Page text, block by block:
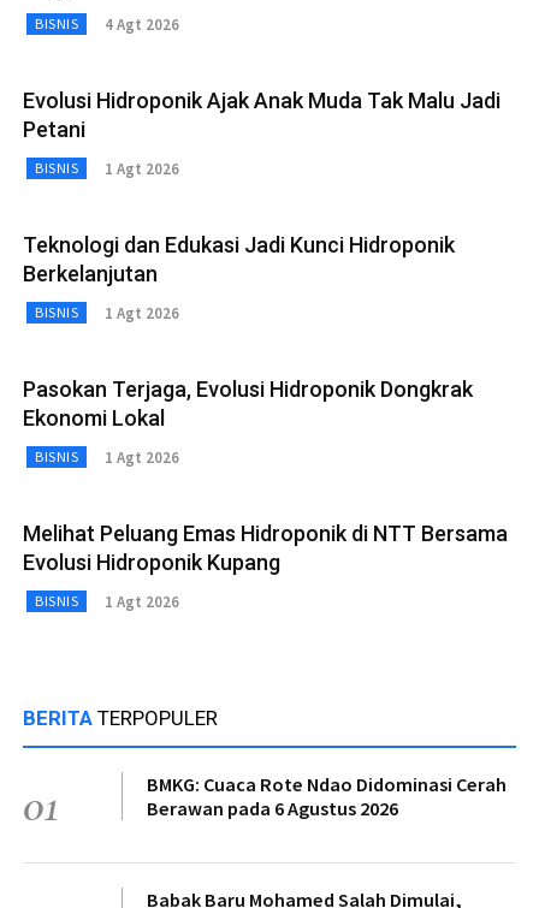
BISNIS 4 Agt 2026
Evolusi Hidroponik Ajak Anak Muda Tak Malu Jadi
Petani
BISNIS 1 Agt 2026
Teknologi dan Edukasi Jadi Kunci Hidroponik
Berkelanjutan
BISNIS 1 Agt 2026
Pasokan Terjaga, Evolusi Hidroponik Dongkrak
Ekonomi Lokal
BISNIS 1 Agt 2026
Melihat Peluang Emas Hidroponik di NTT Bersama
Evolusi Hidroponik Kupang
BISNIS 1 Agt 2026
BERITA TERPOPULER
01
BMKG: Cuaca Rote Ndao Didominasi Cerah
Berawan pada 6 Agustus 2026
Babak Baru Mohamed Salah Dimulai,